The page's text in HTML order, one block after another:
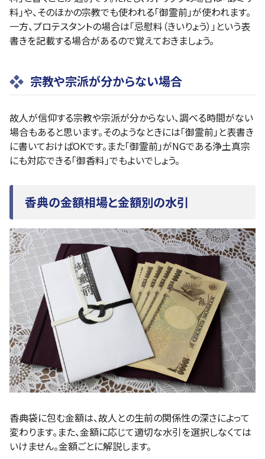
料」や、そのほかの宗教でも使われる「御霊前」が使われます。
一方、プロテスタントの場合は「忌慰料（きいりょう）」という表
書きを記載する場合があるので覚えておきましょう。
宗教や宗派が分からない場合
故人が信仰する宗教や宗派が分からない、調べる時間がない
場合もあると思います。そのようなときには「御霊前」と表書き
に書いておけばOKです。また「御霊前」がNGである浄土真宗
にも対応できる「御香料」でもよいでしょう。
香典の金額相場と金額別の水引
香典袋に包む金額は、故人との生前の関係性の深さによって
変わります。また、金額に応じて適切な水引を選択しなくては
いけません。金額ごとに解説します。